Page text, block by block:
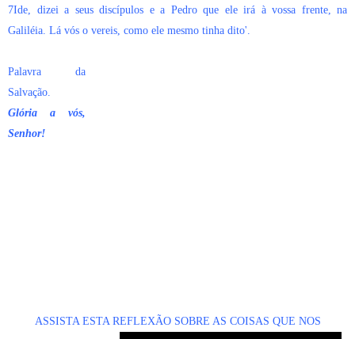
7Ide, dizei a seus discípulos e a Pedro que ele irá à vossa frente, na
Galiléia. Lá vós o vereis, como ele mesmo tinha dito'.
Palavra da
Salvação.
Glória a vós,
Senhor!
ASSISTA ESTA REFLEXÃO SOBRE AS COISAS QUE NOS